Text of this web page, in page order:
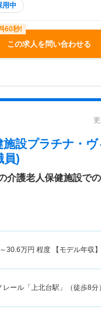
用中
この求人を問い合わせる
設プラチナ・ヴ
員)
介護老人保健施設で
30.6万円 程度 【モデル年収】
レール「上北台駅」（徒歩8分）